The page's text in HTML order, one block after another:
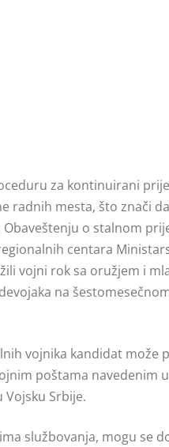
za kontinuirani
radnih mesta, što znači
o stalnom
centara
vojni rok sa oružjem i
na
vojnika kandidat može
poštama navedenim
Srbije.
službovanja, mogu se